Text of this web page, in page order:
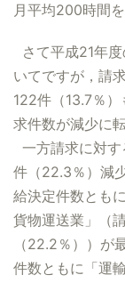
月平均200時間
さて平成21年
いてですが，請
122件（13.7％
求件数が減少に
一方請求に対
件（22.3％）減
給決定件数とも
貨物運送業」（
（22.2％））が
件数ともに「運